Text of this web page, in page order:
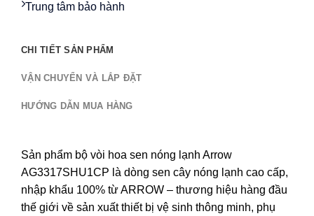
Trung tâm bảo hành
CHI TIẾT SẢN PHẨM
VẬN CHUYỂN VÀ LẮP ĐẶT
HƯỚNG DẪN MUA HÀNG
Sản phẩm bộ vòi hoa sen nóng lạnh Arrow
AG3317SHU1CP là dòng sen cây nóng lạnh cao cấp,
nhập khẩu 100% từ ARROW – thương hiệu hàng đầu
thế giới về sản xuất thiết bị vệ sinh thông minh, phụ